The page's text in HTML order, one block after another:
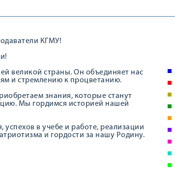
КГМУ!
великой страны. Он объединяет нас
и стремлению к процветанию.
знания, которые станут
Мы гордимся историей нашей
в учебе и работе, реализации
и гордости за нашу Родину.